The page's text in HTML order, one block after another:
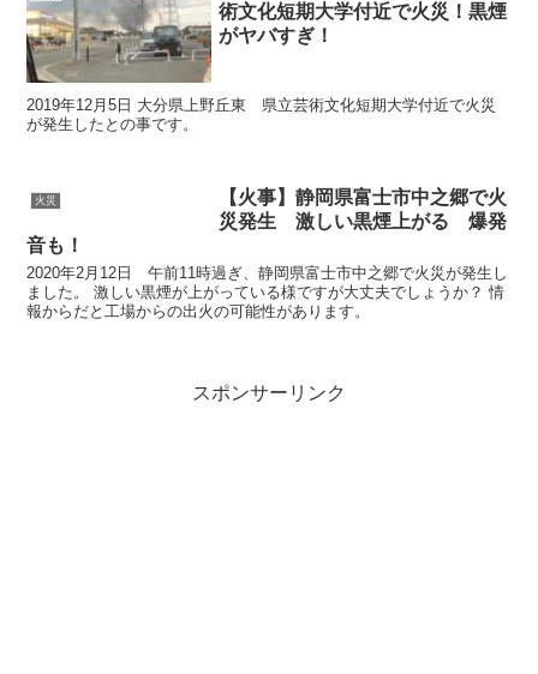
術文化短期大学付近で火災！黒煙
がヤバすぎ！
2019年12月5日 大分県上野丘東 県立芸術文化短期大学付近で火災
が発生したとの事です。
火災
【火事】静岡県富士市中之郷で火
災発生 激しい黒煙上がる 爆発
音も！
2020年2月12日 午前11時過ぎ、静岡県富士市中之郷で火災が発生し
ました。 激しい黒煙が上がっている様ですが大丈夫でしょうか？ 情
報からだと工場からの出火の可能性があります。
スポンサーリンク